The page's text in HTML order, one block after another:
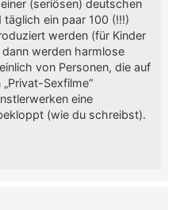
(seriösen) deutschen
täglich ein paar 100 (!!!)
werden (für Kinder
werden harmlose
von Personen, die auf
Sexfilme“
eine
(wie du schreibst).